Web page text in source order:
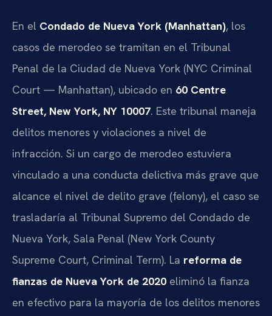
En el Condado de Nueva York (Manhattan), los
casos de merodeo se tramitan en el Tribunal
Penal de la Ciudad de Nueva York (NYC Criminal
Court — Manhattan), ubicado en 60 Centre
Street, New York, NY 10007. Este tribunal maneja
delitos menores y violaciones a nivel de
infracción. Si un cargo de merodeo estuviera
vinculado a una conducta delictiva más grave que
alcance el nivel de delito grave (felony), el caso se
trasladaría al Tribunal Supremo del Condado de
Nueva York, Sala Penal (New York County
Supreme Court, Criminal Term). La reforma de
fianzas de Nueva York de 2020 eliminó la fianza
en efectivo para la mayoría de los delitos menores